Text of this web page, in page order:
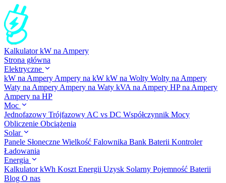
Kalkulator kW na Ampery
Strona główna
Elektryczne
kW na Ampery Ampery na kW kW na Wolty Wolty na Ampery
Waty na Ampery Ampery na Waty kVA na Ampery HP na Ampery
Ampery na HP
Moc
Jednofazowy Trójfazowy AC vs DC Współczynnik Mocy
Obliczenie Obciążenia
Solar
Panele Słoneczne Wielkość Falownika Bank Baterii Kontroler
Ładowania
Energia
Kalkulator kWh Koszt Energii Uzysk Solarny Pojemność Baterii
Blog O nas